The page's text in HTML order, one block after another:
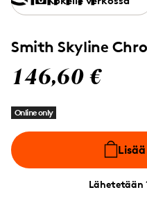
Smith Skyline
146,60 €
Online only
Lähetetään